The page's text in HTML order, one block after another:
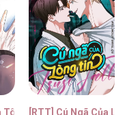
Tôi [RTT] Cú Ngã Của